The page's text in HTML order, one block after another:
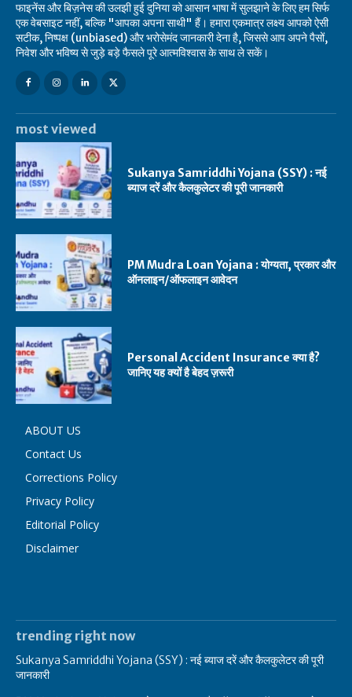
फाइनेंस और बिज़नेस की उलझी हुई दुनिया को आसान भाषा में सुलझाने के लिए हम सिर्फ
एक वेबसाइट नहीं, बल्कि "आपका अपना साथी" हैं। हमारा एकमात्र लक्ष्य आपको ऐसी
सटीक, निष्पक्ष (unbiased) और भरोसेमंद जानकारी देना है, जिससे आप अपने पैसों,
निवेश और भविष्य से जुड़े बड़े फैसले पूरे आत्मविश्वास के साथ ले सकें।
most viewed
Sukanya Samriddhi Yojana (SSY) : नई
ब्याज दरें और कैलकुलेटर की पूरी जानकारी
PM Mudra Loan Yojana : योग्यता, प्रकार और
ऑनलाइन/ऑफलाइन आवेदन
Personal Accident Insurance क्या है?
जानिए यह क्यों है बेहद ज़रूरी
ABOUT US
Contact Us
Corrections Policy
Privacy Policy
Editorial Policy
Disclaimer
trending right now
Sukanya Samriddhi Yojana (SSY) : नई ब्याज दरें और कैलकुलेटर की पूरी
जानकारी